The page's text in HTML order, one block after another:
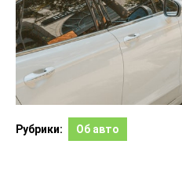
Рубрики: Об авто